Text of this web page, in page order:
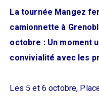
La tournée Mangez
camionnette à
octobre : Un moment
convivialité avec les
Les 5 et 6 octobre,